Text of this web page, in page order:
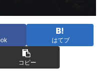
はてブ
コピー